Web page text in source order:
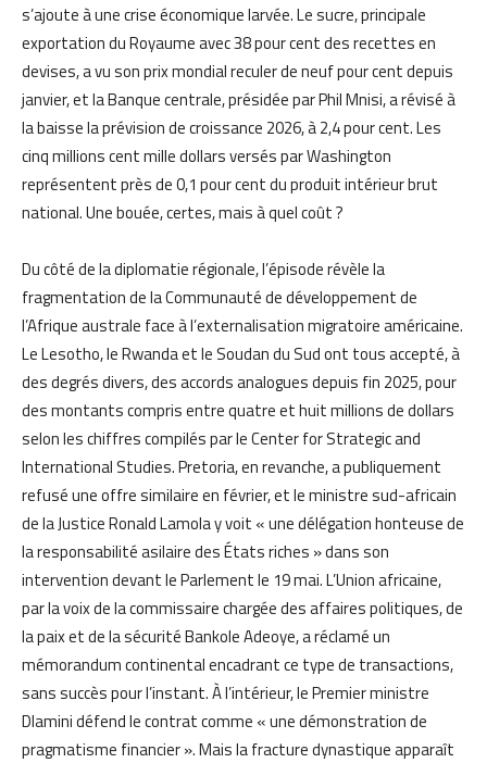
s’ajoute à une crise économique larvée. Le sucre, principale
exportation du Royaume avec 38 pour cent des recettes en
devises, a vu son prix mondial reculer de neuf pour cent depuis
janvier, et la Banque centrale, présidée par Phil Mnisi, a révisé à
la baisse la prévision de croissance 2026, à 2,4 pour cent. Les
cinq millions cent mille dollars versés par Washington
représentent près de 0,1 pour cent du produit intérieur brut
national. Une bouée, certes, mais à quel coût ?
Du côté de la diplomatie régionale, l’épisode révèle la
fragmentation de la Communauté de développement de
l’Afrique australe face à l’externalisation migratoire américaine.
Le Lesotho, le Rwanda et le Soudan du Sud ont tous accepté, à
des degrés divers, des accords analogues depuis fin 2025, pour
des montants compris entre quatre et huit millions de dollars
selon les chiffres compilés par le Center for Strategic and
International Studies. Pretoria, en revanche, a publiquement
refusé une offre similaire en février, et le ministre sud-africain
de la Justice Ronald Lamola y voit « une délégation honteuse de
la responsabilité asilaire des États riches » dans son
intervention devant le Parlement le 19 mai. L’Union africaine,
par la voix de la commissaire chargée des affaires politiques, de
la paix et de la sécurité Bankole Adeoye, a réclamé un
mémorandum continental encadrant ce type de transactions,
sans succès pour l’instant. À l’intérieur, le Premier ministre
Dlamini défend le contrat comme « une démonstration de
pragmatisme financier ». Mais la fracture dynastique apparaît